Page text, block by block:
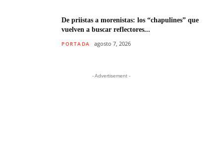
De priistas a morenistas: los “chapulines” que
vuelven a buscar reflectores...
PORTADA agosto 7, 2026
- Advertisement -